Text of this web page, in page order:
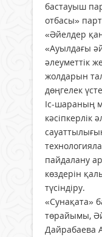
бастауыш
отбасы»
«Әйелдер
«Ауылдағы
әлеуметтік
жолдарын
дөңгелек
Іс-шараның
кәсіпкерлік
пайдалану
көздерін
түсіндіру.
«Сунақата»
төрайымы,
Дайрабаева